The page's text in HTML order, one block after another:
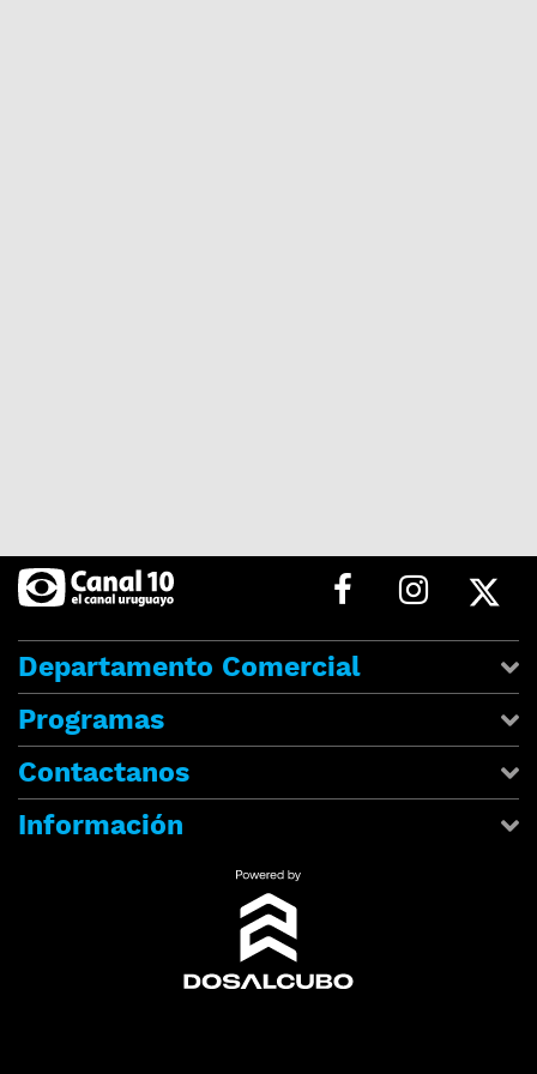
Departamento Comercial
Programas
Contactanos
Información